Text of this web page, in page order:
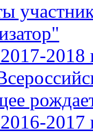
2018
2017